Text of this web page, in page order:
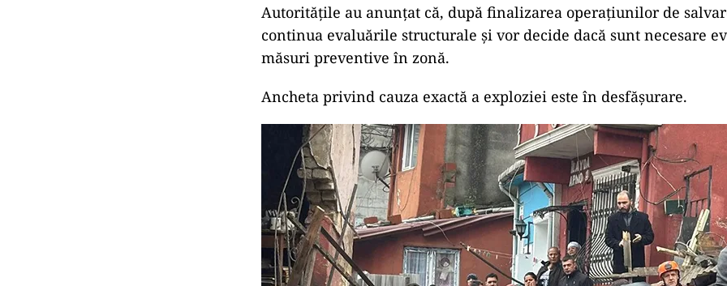
Autoritățile au anunțat că, după finalizarea operațiunilor de
continua evaluările structurale și vor decide dacă sunt necesare
măsuri preventive în zonă.
Ancheta privind cauza exactă a exploziei este în desfășurare.